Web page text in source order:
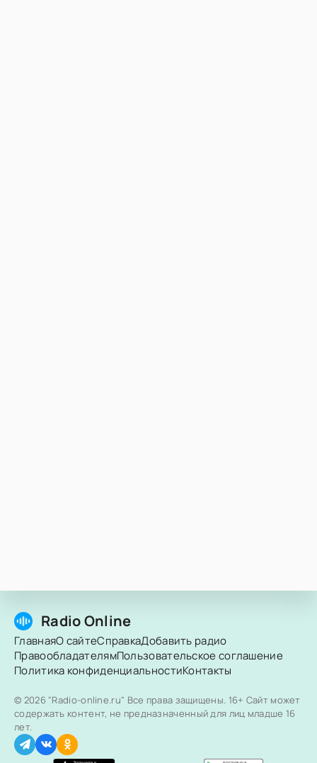
Radio Online
ГлавнаяО сайтеСправкаДобавить радио
ПравообладателямПользовательское соглашение
Политика конфиденциальностиКонтакты
© 2026 "Radio-online.ru" Все права защищены. 16+ Сайт может
содержать контент, не предназначенный для лиц младше 16
лет.